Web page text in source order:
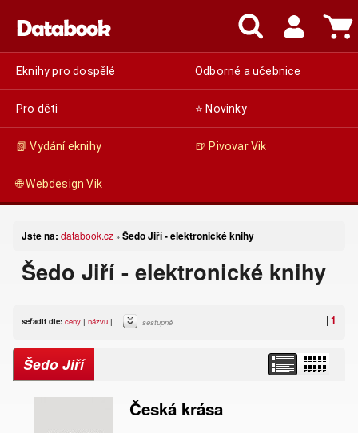
Eknihy pro dospělé Odborné a učebnice
Pro děti ⭐ Novinky
📗 Vydání eknihy 🍺 Pivovar Vik
🌐 Webdesign Vik
Jste na: databook.cz » Šedo Jiří - elektronické knihy
Šedo Jiří - elektronické knihy
| 1
seřadit dle: ceny | názvu | sestupně
Šedo Jiří
Česká krása